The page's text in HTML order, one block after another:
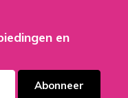
en
Abonneer